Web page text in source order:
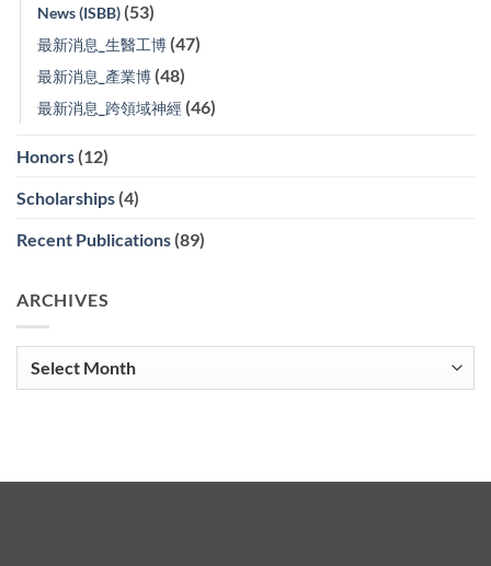
News (ISBB) (53)
最新消息_生醫工博 (47)
最新消息_產業博 (48)
最新消息_跨領域神經 (46)
Honors (12)
Scholarships (4)
Recent Publications (89)
ARCHIVES